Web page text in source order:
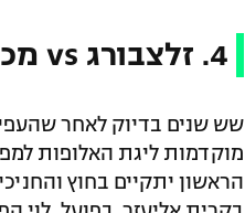
4. זלצבורג vs מכבי חיפה 2:1
שש שנים בדיוק לאחר
מוקדמות ליגת האלופות
הראשון יתקיים בחוץ